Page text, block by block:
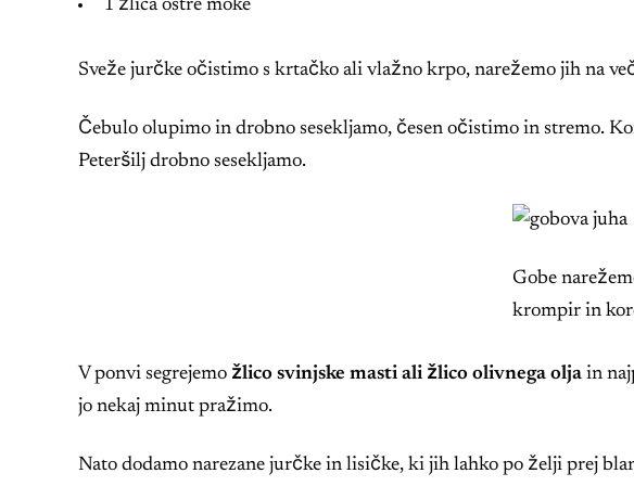
1 žlica ostre moke
Sveže jurčke očistimo s krtačko ali vlažno krpo, narežemo jih na
Čebulo olupimo in drobno sesekljamo, česen očistimo in stremo.
Peteršilj drobno sesekljamo.
Gobe
krompir in
V ponvi segrejemo žlico svinjske masti ali žlico olivnega olja in
jo nekaj minut pražimo.
Nato dodamo narezane jurčke in lisičke, ki jih lahko po želji prej